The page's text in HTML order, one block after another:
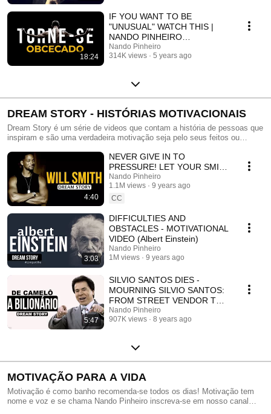
18:24
IF YOU WANT TO BE
"UNUSUAL" WATCH THIS |
NANDO PINHEIRO
(CLUBHOUSE)
Nando Pinheiro
314K views
5 years ago
DREAM STORY - HISTÓRIAS MOTIVACIONAIS
Dream Story é um série de videos que contam a história de pessoas que
inspiram e são uma verdadeira motivação seja pelo seus feitos ou
4:40
NEVER GIVE IN TO
PRESSURE! LET YOUR SMILE
CHANGE THE WORLD (WILL
SMITH)
Nando Pinheiro
1.1M views
9 years ago
CC
3:03
DIFFICULTIES AND
OBSTACLES - MOTIVATIONAL
VIDEO (Albert Einstein)
Nando Pinheiro
1M views
9 years ago
5:47
SILVIO SANTOS DIES -
MOURNING SILVIO SANTOS:
FROM STREET VENDOR TO
BILLIONAIRE! THE STORY OF
A LE...
Nando Pinheiro
907K views
8 years ago
MOTIVAÇÃO PARA A VIDA
Motivação é como banho recomenda-se todos os dias! Motivação tem
nome e voz e se chama Nando Pinheiro inscreva-se em nosso canal